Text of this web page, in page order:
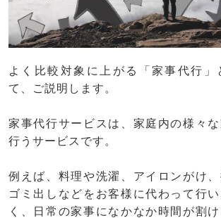
よく比較対象に上がる「家事代行」
て、ご説明します。
家事代行サービスは、家庭内の様々な
行うサービスです。
例えば、料理や洗濯、アイロンがけ、
ゴミ出しなどをお客様に代わって行
く、日常の家事になかなか時間が割